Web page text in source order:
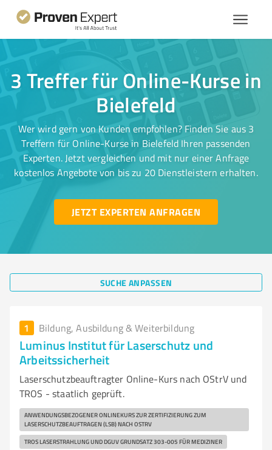
3 Treffer für Online-Kurse in
Bielefeld
Wer wird gern von Kunden empfohlen? Finden Sie aus 3
Treffern für Online-Kurse in Bielefeld Ihren passenden
Experten. Jetzt vergleichen und mit nur einer Anfrage
kostenlos Angebote von bis zu 20 Dienstleistern erhalten.
JETZT EXPERTEN ANFRAGEN
SUCHE ANPASSEN
1 Bildung, Ausbildung & Weiterbildung
Luminus Institut für Laserschutz und
Arbeitssicherheit
Laserschutzbeauftragter Online-Kurs nach OStrV und
TROS - staatlich geprüft.
ANWENDUNGSBEZOGENER ONLINEKURS ZUR ZERTIFIZIERUNG ZUM
LASERSCHUTZBEAUFTRAGEN (LSB) NACH OSTRV
TROS LASERSTRAHLUNG UND DGUV GRUNDSATZ 303-005 FÜR MEDIZINER